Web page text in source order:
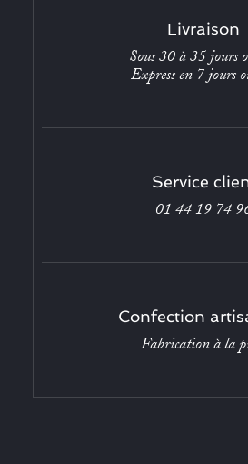
Livraison
Sous 30 à 35 jours
Express en 7 jours
Service
01 44 19 74
Confection
Fabrication à la